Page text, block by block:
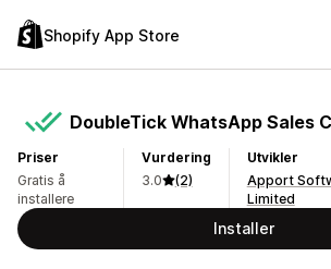
Shopify App Store
DoubleTick WhatsApp Sales
Priser
Gratis å
installere
Vurdering
3.0
(2)
Utvikler
Apport
Limited
Installer